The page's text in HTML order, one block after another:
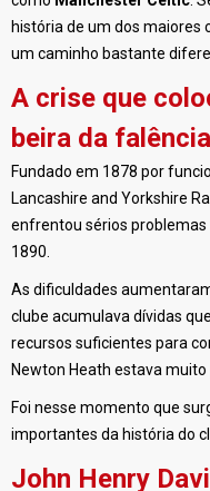
história de um dos maiores
um caminho bastante
A crise que
beira da falência
Fundado em 1878 por
Lancashire and Yorkshire
enfrentou sérios problemas
1890.
As dificuldades
clube acumulava dívidas
recursos suficientes para
Newton Heath estava
Foi nesse momento que
importantes da história do
John Henry